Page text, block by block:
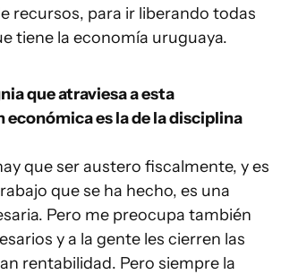
recursos, para ir liberando todas
tiene la economía uruguaya.
que atraviesa a esta
es la de la disciplina
que ser austero fiscalmente, y es
que se ha hecho, es una
Pero me preocupa también
y a la gente les cierren las
rentabilidad. Pero siempre la